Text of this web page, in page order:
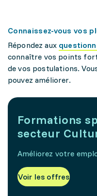
Connaissez-vous vos
Répondez aux
connaître vos points
de vos postulations.
pouvez améliorer.
Formations
secteur
Améliorez votre
Voir les offres